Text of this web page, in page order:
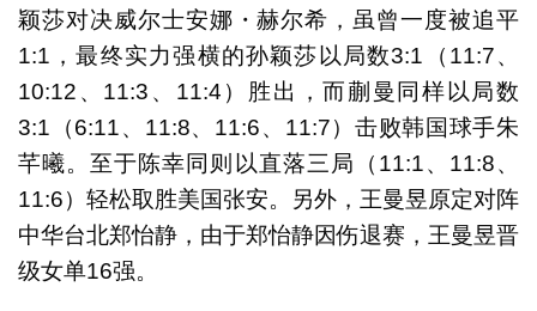
颖莎对决威尔士安娜・赫尔希，虽曾一度被追平
1:1，最终实力强横的孙颖莎以局数3:1（11:7、
10:12、11:3、11:4）胜出，而蒯曼同样以局数
3:1（6:11、11:8、11:6、11:7）击败韩国球手朱
芊曦。至于陈幸同则以直落三局（11:1、11:8、
11:6）轻松取胜美国张安。另外，王曼昱原定对阵
中华台北郑怡静，由于郑怡静因伤退赛，王曼昱晋
级女单16强。